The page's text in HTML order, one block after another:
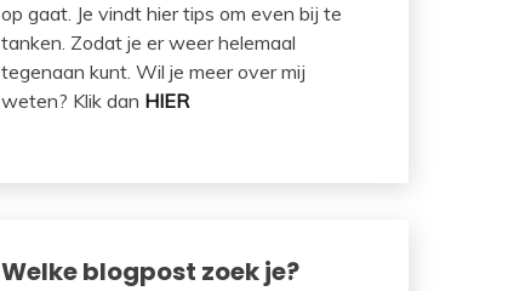
op gaat. Je vindt hier tips om even bij te
tanken. Zodat je er weer helemaal
tegenaan kunt. Wil je meer over mij
weten? Klik dan HIER
Welke blogpost zoek je?